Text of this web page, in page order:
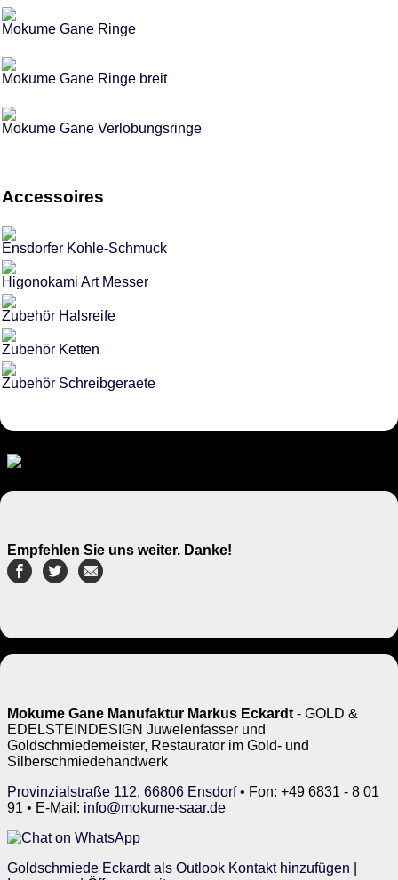
Mokume Gane Ringe
Mokume Gane Ringe breit
Mokume Gane Verlobungsringe
Accessoires
Ensdorfer Kohle-Schmuck
Higonokami Art Messer
Zubehör Halsreife
Zubehör Ketten
Zubehör Schreibgeraete
Empfehlen Sie uns weiter. Danke!
Mokume Gane Manufaktur Markus Eckardt - GOLD &
EDELSTEINDESIGN Juwelenfasser und
Goldschmiedemeister, Restaurator im Gold- und
Silberschmiedehandwerk
Provinzialstraße 112, 66806 Ensdorf• Fon: +49 6831 - 8 01
91 • E-Mail: info@mokume-saar.de
Goldschmiede Eckardt als Outlook Kontakt hinzufügen